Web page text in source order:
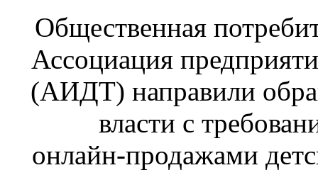
Общественная
Ассоциация
(АИДТ) направили
власти с
онлайн‑продажами